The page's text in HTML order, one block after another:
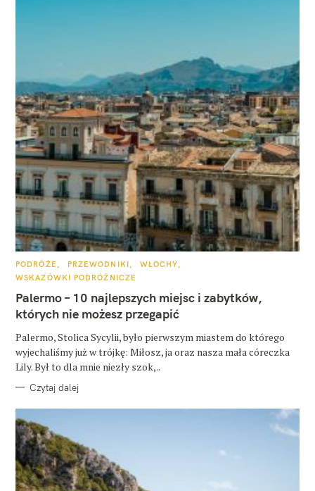
K
T
G
O
R
PODRÓŻE PRZEWODNIKI
WŁOCHY
WSKAZÓWKI PODRÓŻNICZE
Palermo – 10 najlepszych miejsc i zabytków,
których nie możesz przegapić
Palermo, Stolica Sycylii, było pierwszym miastem do którego
wyjechaliśmy już w trójkę: Miłosz, ja oraz nasza mała córeczka
Lily. Był to dla mnie niezły szok,..
Czytaj dalej